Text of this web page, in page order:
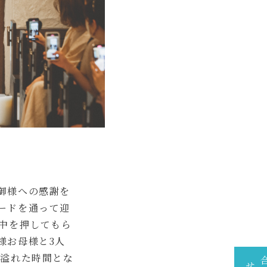
様への感謝を
ドを通って迎
を押してもら
お母様と3人
れた時間とな